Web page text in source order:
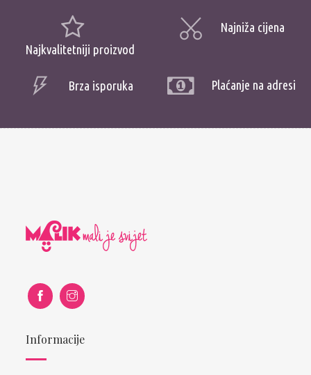
Najkvalitetniji proizvod
Najniža cijena
Brza isporuka Plaćanje na adresi
Informacije